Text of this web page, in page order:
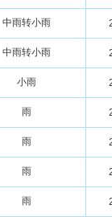
中雨转小雨
中雨转小雨
小雨
雨
雨
雨
雨